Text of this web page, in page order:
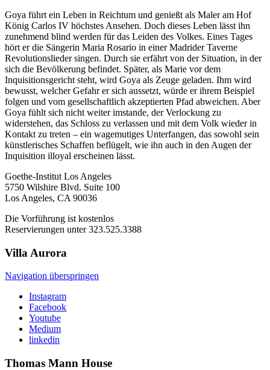
Goya führt ein Leben in Reichtum und genießt als Maler am Hof
König Carlos IV höchstes Ansehen. Doch dieses Leben lässt ihn
zunehmend blind werden für das Leiden des Volkes. Eines Tages
hört er die Sängerin Maria Rosario in einer Madrider Taverne
Revolutionslieder singen. Durch sie erfährt von der Situation, in der
sich die Bevölkerung befindet. Später, als Marie vor dem
Inquisitionsgericht steht, wird Goya als Zeuge geladen. Ihm wird
bewusst, welcher Gefahr er sich aussetzt, würde er ihrem Beispiel
folgen und vom gesellschaftlich akzeptierten Pfad abweichen. Aber
Goya fühlt sich nicht weiter imstande, der Verlockung zu
widerstehen, das Schloss zu verlassen und mit dem Volk wieder in
Kontakt zu treten – ein wagemutiges Unterfangen, das sowohl sein
künstlerisches Schaffen beflügelt, wie ihn auch in den Augen der
Inquisition illoyal erscheinen lässt.
Goethe-Institut Los Angeles
5750 Wilshire Blvd. Suite 100
Los Angeles, CA 90036
Die Vorführung ist kostenlos
Reservierungen unter 323.525.3388
Villa Aurora
Navigation überspringen
Instagram
Facebook
Youtube
Medium
linkedin
Thomas Mann House